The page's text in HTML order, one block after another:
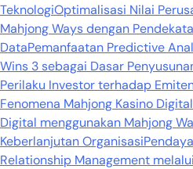
TeknologiOptimalisasi Nilai
Mahjong Ways dengan
DataPemanfaatan Predictive
Wins 3 sebagai Dasar
Perilaku Investor terhadap
Fenomena Mahjong Kasino Digital
Digital menggunakan Mahjong
Keberlanjutan Organisasi
Relationship Management